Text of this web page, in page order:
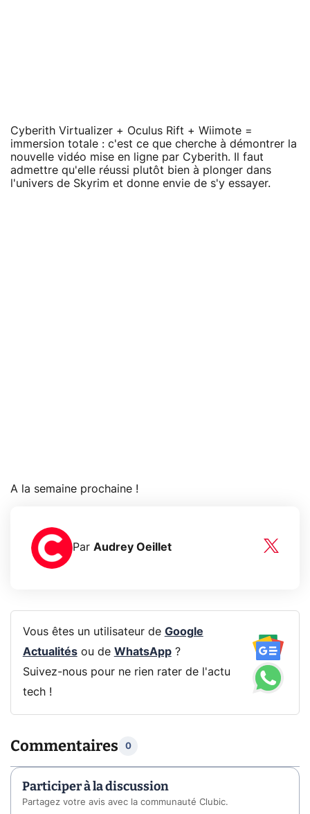
Cyberith Virtualizer + Oculus Rift + Wiimote =
immersion totale : c'est ce que cherche à démontrer la
nouvelle vidéo mise en ligne par Cyberith. Il faut
admettre qu'elle réussi plutôt bien à plonger dans
l'univers de Skyrim et donne envie de s'y essayer.
A la semaine prochaine !
Par Audrey Oeillet
Vous êtes un utilisateur de Google
Actualitésou de WhatsApp?
Suivez-nous pour ne rien rater de l'actu
tech !
Commentaires 0
Participer à la discussion
Partagez votre avis avec la communauté Clubic.